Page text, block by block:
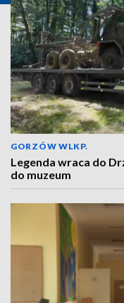
GORZÓW WLKP.
Legenda wraca do
do muzeum